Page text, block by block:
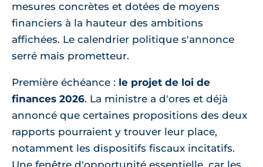
mesures concrètes et dotées de moyens
financiers à la hauteur des ambitions
affichées. Le calendrier politique s'annonce
serré mais prometteur.
Première échéance : le projet de loi de
finances 2026. La ministre a d'ores et déjà
annoncé que certaines propositions des deux
rapports pourraient y trouver leur place,
notamment les dispositifs fiscaux incitatifs.
Une fenêtre d'opportunité essentielle, car les